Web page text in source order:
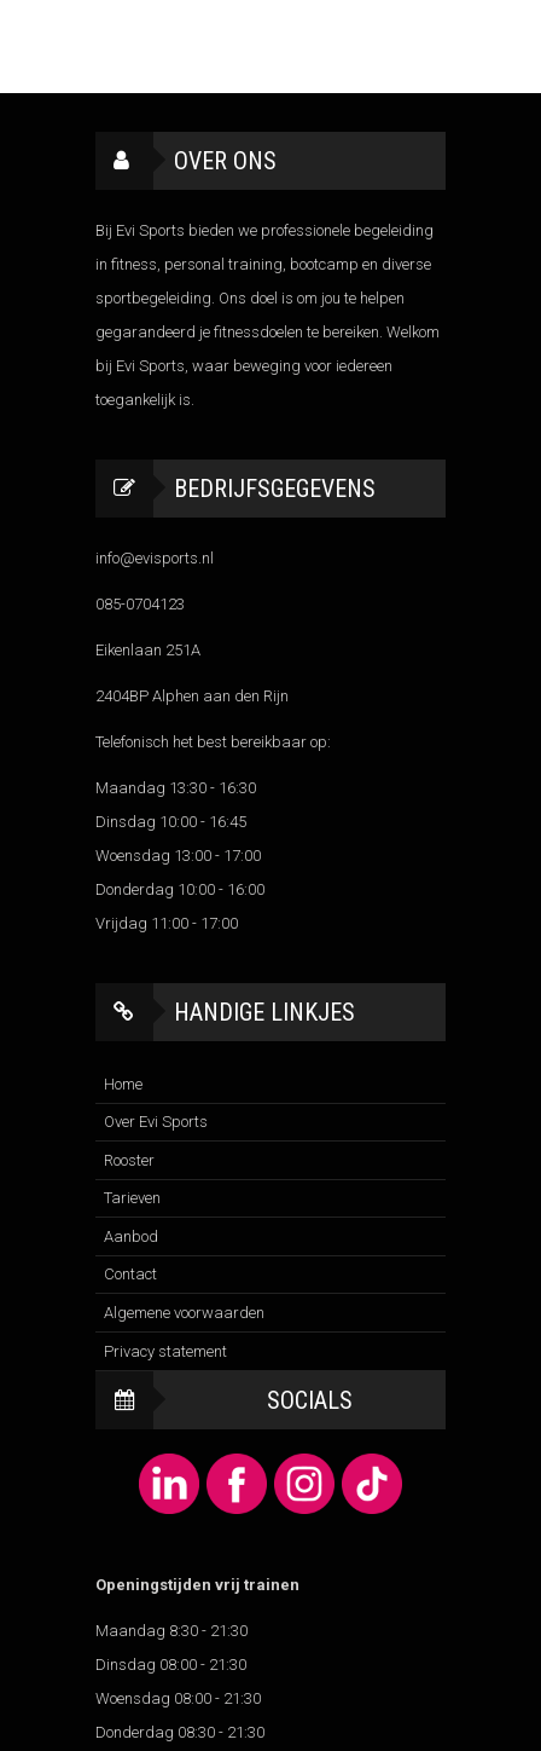
OVER ONS
Bij Evi Sports bieden we professionele begeleiding
in fitness, personal training, bootcamp en diverse
sportbegeleiding. Ons doel is om jou te helpen
gegarandeerd je fitnessdoelen te bereiken. Welkom
bij Evi Sports, waar beweging voor iedereen
toegankelijk is.
BEDRIJFSGEGEVENS
info@evisports.nl
085-0704123
Eikenlaan 251A
2404BP Alphen aan den Rijn
Telefonisch het best bereikbaar op:
Maandag 13:30 - 16:30
Dinsdag 10:00 - 16:45
Woensdag 13:00 - 17:00
Donderdag 10:00 - 16:00
Vrijdag 11:00 - 17:00
HANDIGE LINKJES
Home
Over Evi Sports
Rooster
Tarieven
Aanbod
Contact
Algemene voorwaarden
Privacy statement
SOCIALS
Openingstijden vrij trainen
Maandag 8:30 - 21:30
Dinsdag 08:00 - 21:30
Woensdag 08:00 - 21:30
Donderdag 08:30 - 21:30